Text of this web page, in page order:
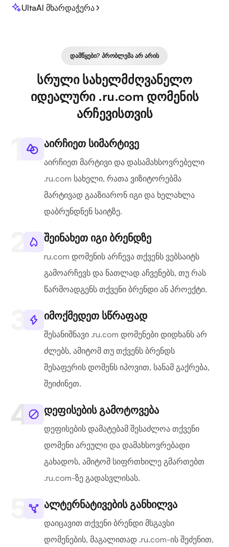
UltaAI მხარდაჭერა
ᲓᲐᲛᲬᲧᲔᲑᲘ? ᲞᲠᲝᲑᲚᲔᲛᲐ ᲐᲠ ᲐᲠᲘᲡ
სრული სახელმძღვანელო
იდეალური .ru.com დომენის
არჩევისთვის
აირჩიეთ სიმარტივე
აირჩიეთ მარტივი და დასამახსოვრებელი
.ru.com სახელი, რათა ვიზიტორებმა
მარტივად გააზიარონ იგი და ხელახლა
დაბრუნდნენ საიტზე.
შეინახეთ იგი ბრენდზე
ru.com დომენის არჩევა თქვენს ვებსაიტს
გამოარჩევს და ნათლად აჩვენებს, თუ რას
წარმოადგენს თქვენი ბრენდი ან პროექტი.
იმოქმედეთ სწრაფად
შესანიშნავი .ru.com დომენები დიდხანს არ
ძლებს, ამიტომ თუ თქვენს ბრენდს
შესაფერის დომენს იპოვით, სანამ გაქრება,
შეიძინეთ.
დეფისების გამოტოვება
დეფისების დამატებამ შესაძლოა თქვენი
დომენი არეული და დამახსოვრებადი
გახადოს, ამიტომ სიფრთხილე გმართებთ
.ru.com-ზე გადასვლისას.
ალტერნატივების განხილვა
დაიცავით თქვენი ბრენდი მსგავსი
დომენების, მაგალითად .ru.com-ის შეძენით,